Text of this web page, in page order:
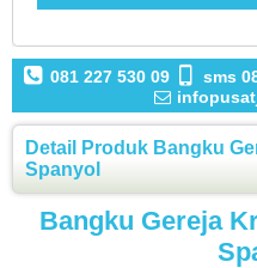
081 227 530 09 sms
Detail Produk Bangku
Spanyol
Bangku Gereja